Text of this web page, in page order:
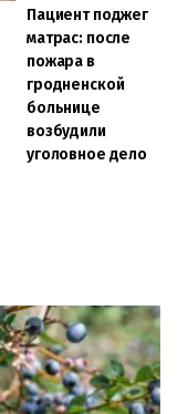
Пациент поджег
матрас: после
пожара в
гродненской
больнице
возбудили
уголовное дело